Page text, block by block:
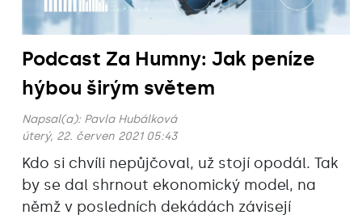
Podcast Za Humny: Jak peníze
hýbou širým světem
Napsal(a): Pavla Hubálková
úterý, 22. červen 2021 05:43
Kdo si chvíli nepůjčoval, už stojí opodál. Tak
by se dal shrnout ekonomický model, na
němž v posledních dekádách závisejí